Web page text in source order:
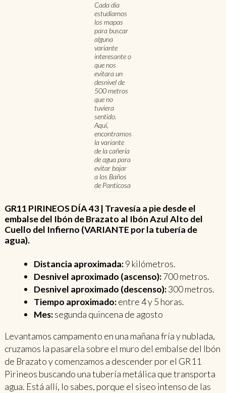
Cada día
estudiamos
los mapas
para buscar
alguna
variante
interesante o
que nos
evitara un
desnivel de
500 metros
que no
tuviera
sentido.
Aquí,
encontramos
la variante
de la cañería
de agua para
evitar bajar
a los Baños
de Panticosa
GR11 PIRINEOS DÍA 43 | Travesía a pie desde el
embalse del Ibón de Brazato al Ibón Azul Alto del
Cuello del Infierno (VARIANTE por la tubería de
agua).
Distancia aproximada:9 kilómetros.
Desnivel aproximado (ascenso):700 metros.
Desnivel aproximado (descenso):300 metros.
Tiempo aproximado:entre 4 y 5 horas.
Mes:segunda quincena de agosto
Levantamos campamento en una mañana fría y nublada,
cruzamos la pasarela sobre el muro del embalse del Ibón
de Brazato y comenzamos a descender por el GR11
Pirineos buscando una tubería metálica que transporta
agua. Está allí, lo sabes, porque el siseo intenso de las